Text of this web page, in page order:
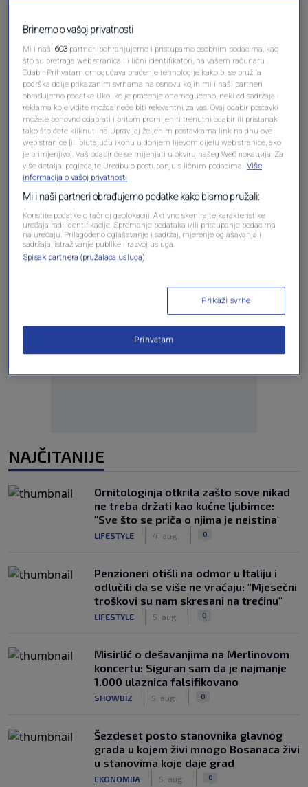
Pošalji komentar
Oglas
NAJČITANIJE
Ornitologinja otkrila zašto sove nikad
ne treba držati kao kućne ljubimce:
"Sve što se priča o njima je neistina"
LIFESTYLE 4. aug. 0
Penzioneri otišli na odmor u Italiju i
odlučili da se više ne vraćaju: "Mjesečni
troškovi su nam skresani na trećinu"
LIFESTYLE 5. aug. 0
Misirlić o dešavanjima na Merlinovom
koncertu: Siguran sam da je najmanje
1.000 ulaznica falsifikovano
SHOWBIZ 5. aug. 0
Šezdeset posto stanovnika glavnog
grada u kojem živi mnogo Bosanaca živi
u stanovima koje daje grad
EKONOMIJA 5. aug. 0
Brinemo o vašoj privatnosti
Mi i naši603 partneri pohranjujemo i pristupamo osobnim podacima, kao
što su pretraga web stranica ili lični identifikatori, na vašem računaru .
Odabir Prihvatam omogućava praćenje tehnologije kako bi se pružila
podrška dolje prikazanim svrhama na osnovu kojih mi i naši partneri
obrađujemo podatke Ukoliko je praćenje onemogućeno, neki od sadržaja i
reklama koje vidite možda neće biti relevantni za vas. Ovaj odabir postavki
možete ponovno odabrati i pritom promijeniti trenutni odabir ili pristanak
tako što ćete kliknuti na Upravljaj željenim postavkama link na dnu ove
web stranice [ili plutajuću ikonu u donjem lijevom dijelu web stranice, ako
je primjenjivo]. Vaš odabir će se mijenjati u okviru našeg Wеб локација. Za
više detalja, pogledajte Uredbu o postupanju s ličnim podacima. Više
informacija o vašoj privatnosti
Mi i naši partneri obrađujemo podatke kako bismo pružali:
Koristite podatke o tačnoj geolokaciji. Aktivno skenirajte karakteristike
uređaja radi identifikacije. Spremanje podataka i/ili pristupanje podacima
na uređaju. Prilagođeno oglašavanje i sadržaj, mjerenje oglašavanja i
sadržaja, istraživanje publike i razvoj usluga.
Spisak partnera (pružalaca usluga)
Prikaži svrhe
Prihvatam